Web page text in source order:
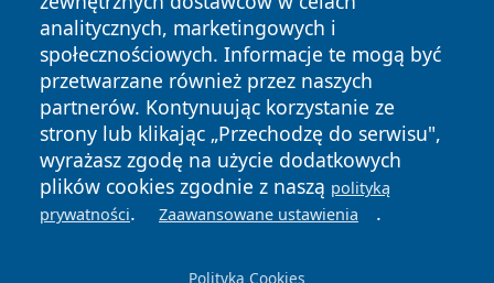
analitycznych, marketingowych i
społecznościowych. Informacje te mogą być
przetwarzane również przez naszych
partnerów. Kontynuując korzystanie ze
strony lub klikając „Przechodzę do serwisu",
wyrażasz zgodę na użycie dodatkowych
plików cookies zgodnie z naszą polityką
prywatności. Zaawansowane ustawienia .
Polityka Cookies
Copyright © 2026 newsynowodworskie.pl Wszystkie prawa
zastrzeżone.
News Autorzy
Polityka
Prywatności
Polityka
Cookies